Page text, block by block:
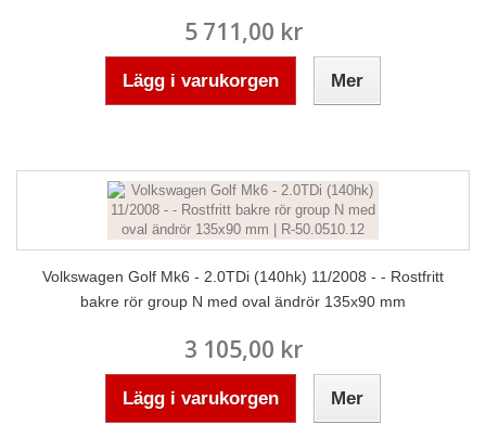
5 711,00 kr
Lägg i varukorgen Mer
Volkswagen Golf Mk6 - 2.0TDi (140hk) 11/2008 - - Rostfritt
bakre rör group N med oval ändrör 135x90 mm
3 105,00 kr
Lägg i varukorgen Mer